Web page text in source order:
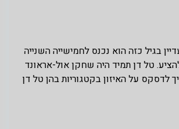
מוויילס הייתה רק קבוצה אחת, ולנו זה מרגיש שהוא הרבה יותר מבוגר מ-32. ועדיין בגיל כזה הוא נכנס לחמישייה השנייה
טל דן תמיד היה שחקן אול-אראונד
שמוסר 4.3 אס' למשחק? אפשר להמשיך לדסקס על האיזון בקטגוריות בהן טל דן